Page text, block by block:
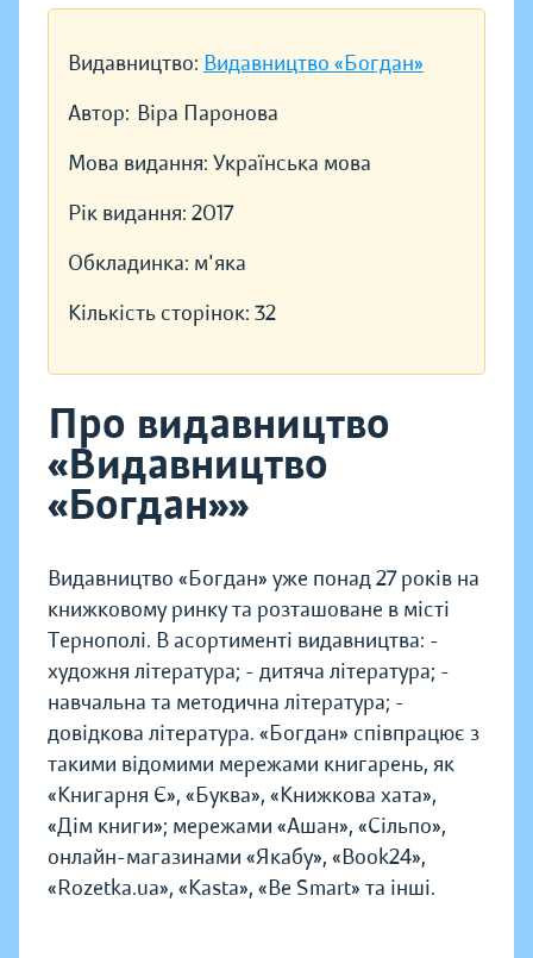
Видавництво: Видавництво «Богдан»
Автор: Віра Паронова
Мова видання: Українська мова
Рік видання: 2017
Обкладинка: м'яка
Кількість сторінок: 32
Про видавництво
«Видавництво
«Богдан»»
Видавництво «Богдан» уже понад 27 років на
книжковому ринку та розташоване в місті
Тернополі. В асортименті видавництва: -
художня література; - дитяча література; -
навчальна та методична література; -
довідкова література. «Богдан» співпрацює з
такими відомими мережами книгарень, як
«Книгарня Є», «Буква», «Книжкова хата»,
«Дім книги»; мережами «Ашан», «Сільпо»,
онлайн-магазинами «Якабу», «Book24»,
«Rozetka.ua», «Kasta», «Be Smart» та інші.